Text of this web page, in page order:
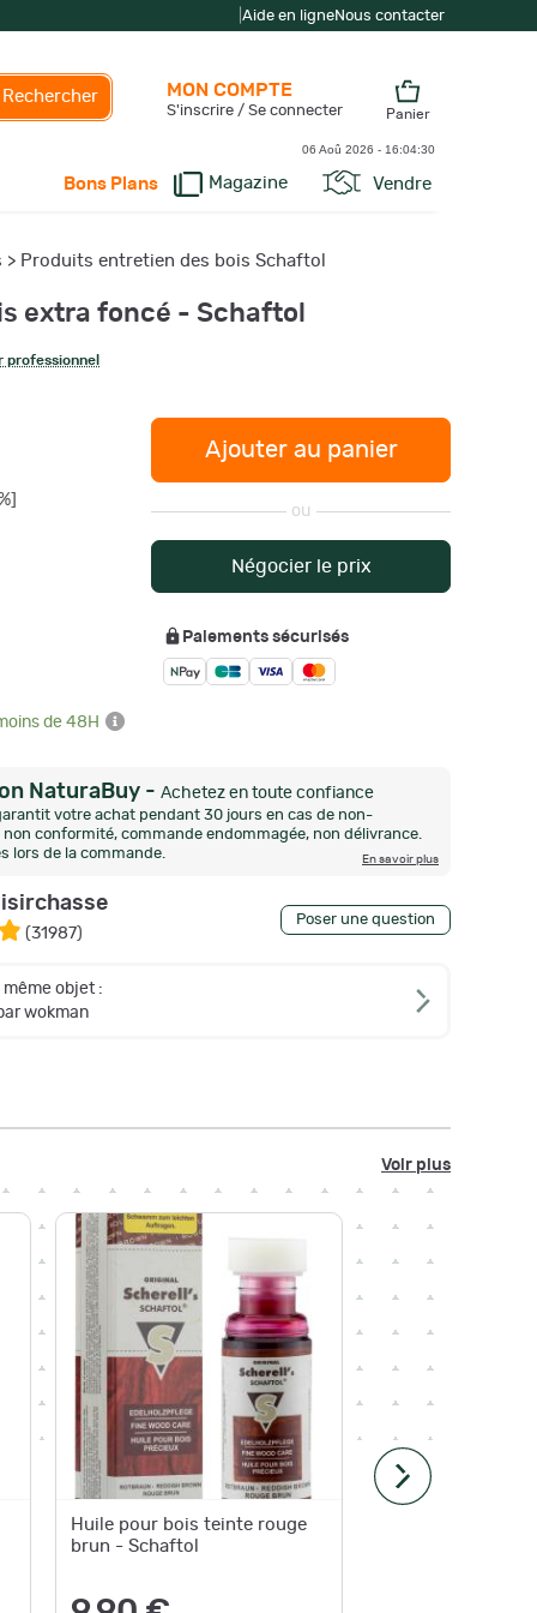
Aide en ligneNous contacter
Rechercher
Bons Plans Magazine Vendre
MON COMPTE
S'inscrire / Se connecter Panier
06 Aoû 2026 - 16:04:31
> Produits entretien des bois Schaftol
extra foncé - Schaftol
professionnel
Ajouter au panier
ou
Négocier le prix
de 48H
Paiements sécurisés
NaturaBuy - Achetez en toute confiance
votre achat pendant 30 jours en cas de non-
conformité, commande endommagée, non délivrance.
lors de la commande.
En savoir plus
(31987)
Poser une question
même objet :
wokman
Voir plus
Huile pour bois teinte rouge
brun - Schaftol